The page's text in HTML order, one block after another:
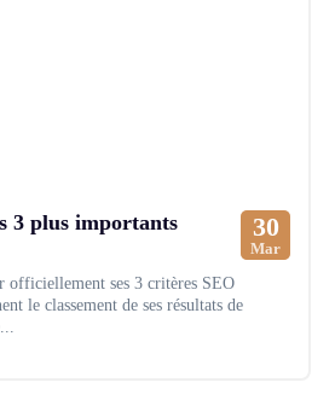
3 plus importants
30
Mar
officiellement ses 3 critères SEO
le classement de ses résultats de